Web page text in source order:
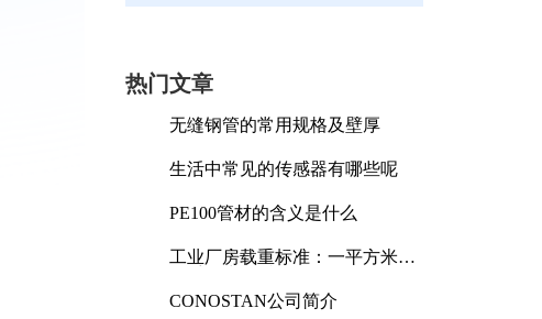
热门文章
无缝钢管的常用规格及壁厚
生活中常见的传感器有哪些呢
PE100管材的含义是什么
工业厂房载重标准：一平方米能
CONOSTAN公司简介